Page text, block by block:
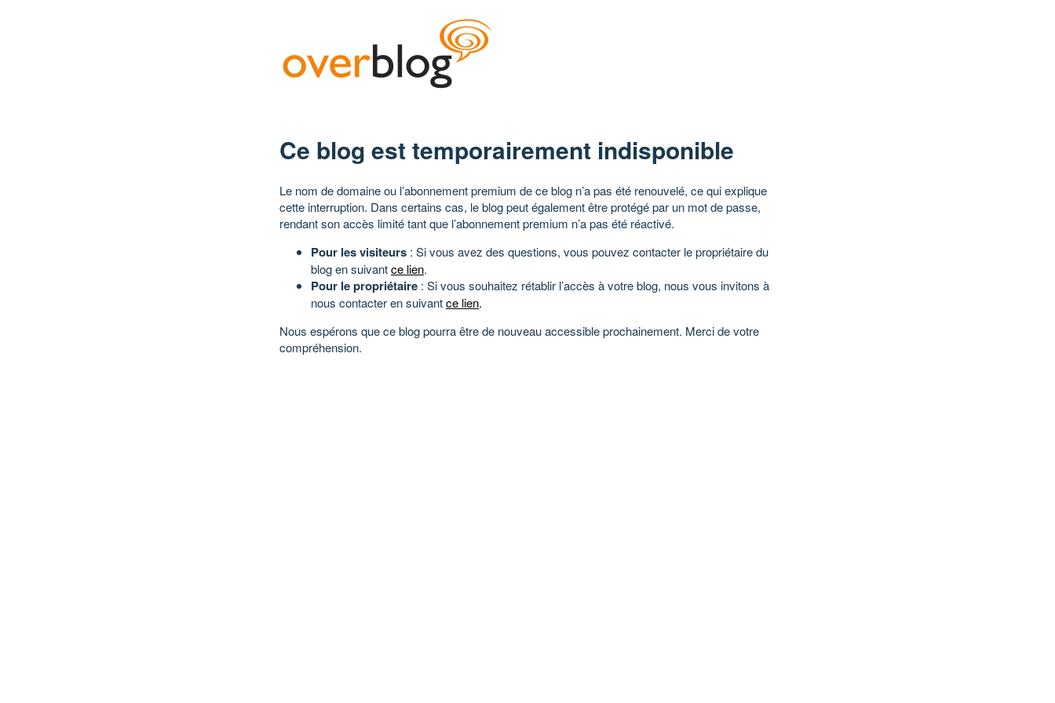
Ce blog est temporairement indisponible
Le nom de domaine ou l’abonnement premium de ce blog n’a pas été renouvelé, ce qui explique
cette interruption. Dans certains cas, le blog peut également être protégé par un mot de passe,
rendant son accès limité tant que l’abonnement premium n’a pas été réactivé.
Pour les visiteurs : Si vous avez des questions, vous pouvez contacter le propriétaire du
blog en suivantce lien.
Pour le propriétaire : Si vous souhaitez rétablir l’accès à votre blog, nous vous invitons à
nous contacter en suivantce lien.
Nous espérons que ce blog pourra être de nouveau accessible prochainement. Merci de votre
compréhension.